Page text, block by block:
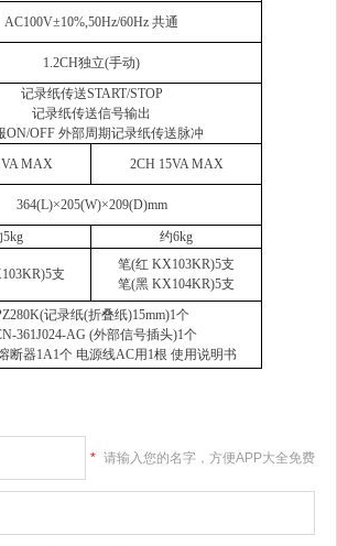
AC100V±10%,50Hz/60Hz 共通
1.2CH独立(手动)
记录纸传送START/STOP
记录纸传送信号输出
ON/OFF 外部周期记录纸传送脉冲
MAX
2CH 15VA MAX
364(L)×205(W)×209(D)mm
5kg 约6kg
支
笔(红 KX103KR)5支
笔(黑 KX104KR)5支
记录纸(折叠纸)15mm)1个
361J024-AG (外部信号插头)1个
断器1A1个 电源线AC用 1根 使用说明书
* 请输入您的名字，方便APP大全免费